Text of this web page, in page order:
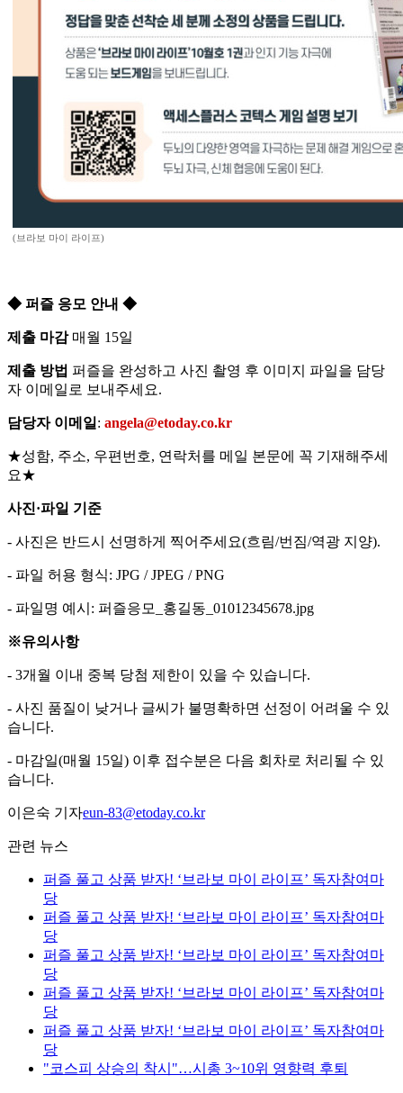
(브라보 마이 라이프)
◆ 퍼즐 응모 안내 ◆
제출 마감매월 15일
제출 방법 퍼즐을 완성하고 사진 촬영 후 이미지 파일을 담당
자 이메일로 보내주세요.
담당자 이메일 : angela@etoday.co.kr
★성함, 주소, 우편번호, 연락처를 메일 본문에 꼭 기재해주세
요★
사진·파일 기준
- 사진은 반드시 선명하게 찍어주세요(흐림/번짐/역광 지양).
- 파일 허용 형식: JPG / JPEG / PNG
- 파일명 예시: 퍼즐응모_홍길동_01012345678.jpg
※유의사항
- 3개월 이내 중복 당첨 제한이 있을 수 있습니다.
- 사진 품질이 낮거나 글씨가 불명확하면 선정이 어려울 수 있
습니다.
- 마감일(매월 15일) 이후 접수분은 다음 회차로 처리될 수 있
습니다.
이은숙 기자eun-83@etoday.co.kr
관련 뉴스
퍼즐 풀고 상품 받자! ‘브라보 마이 라이프’ 독자참여마
당
퍼즐 풀고 상품 받자! ‘브라보 마이 라이프’ 독자참여마
당
퍼즐 풀고 상품 받자! ‘브라보 마이 라이프’ 독자참여마
당
퍼즐 풀고 상품 받자! ‘브라보 마이 라이프’ 독자참여마
당
퍼즐 풀고 상품 받자! ‘브라보 마이 라이프’ 독자참여마
당
"코스피 상승의 착시"…시총 3~10위 영향력 후퇴